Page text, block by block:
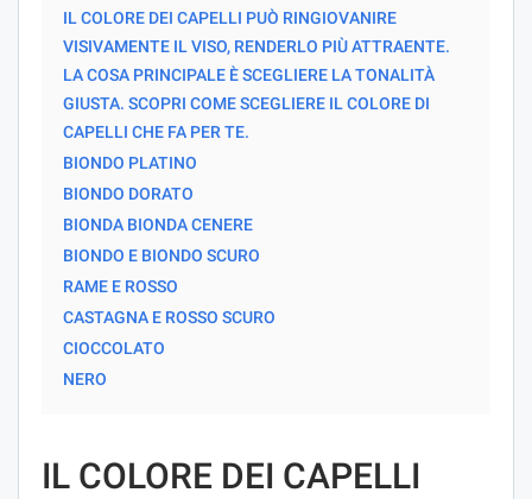
IL COLORE DEI CAPELLI PUÒ RINGIOVANIRE
VISIVAMENTE IL VISO, RENDERLO PIÙ ATTRAENTE.
LA COSA PRINCIPALE È SCEGLIERE LA TONALITÀ
GIUSTA. SCOPRI COME SCEGLIERE IL COLORE DI
CAPELLI CHE FA PER TE.
BIONDO PLATINO
BIONDO DORATO
BIONDA BIONDA CENERE
BIONDO E BIONDO SCURO
RAME E ROSSO
CASTAGNA E ROSSO SCURO
CIOCCOLATO
NERO
IL COLORE DEI CAPELLI